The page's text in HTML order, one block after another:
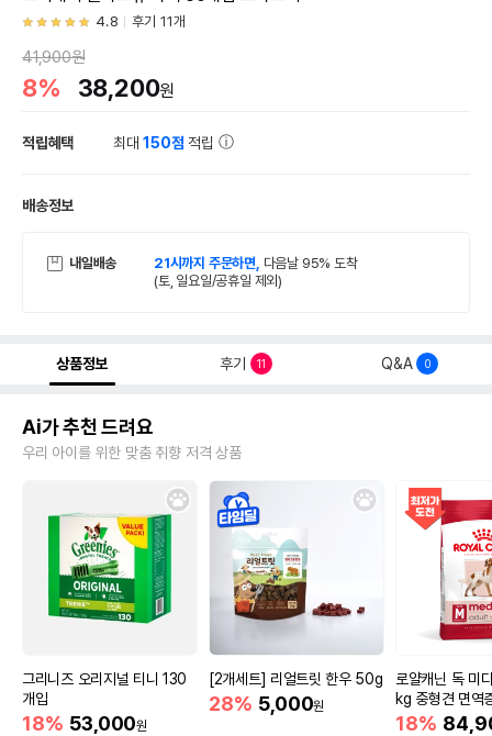
4.8 후기 11개
41,900원
8% 38,200원
적립혜택 최대150점 적립
배송정보
내일배송 21시까지 주문하면, 다음날 95% 도착
(토, 일요일/공휴일 제외)
상품정보 후기 11 Q&A 0
Ai가 추천 드려요
우리 아이를 위한 맞춤 취향 저격 상품
그리니즈 오리지널 티니 130
개입
18% 53,000원
[2개세트] 리얼트릿 한우 50g
28% 5,000원
로얄캐닌 독 미
kg 중형견 면역
18%